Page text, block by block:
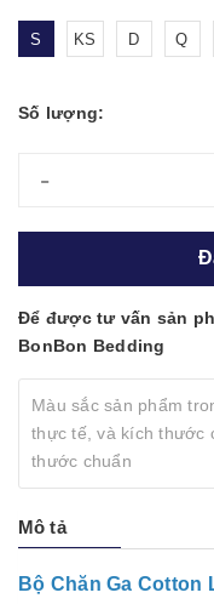
S KS D Q
Số lượng:
-
Để được tư vấn sản
BonBon Bedding
Màu sắc sản phẩm
thực tế, và kích thước
thước chuẩn
Mô tả
Bộ Chăn Ga Cotton